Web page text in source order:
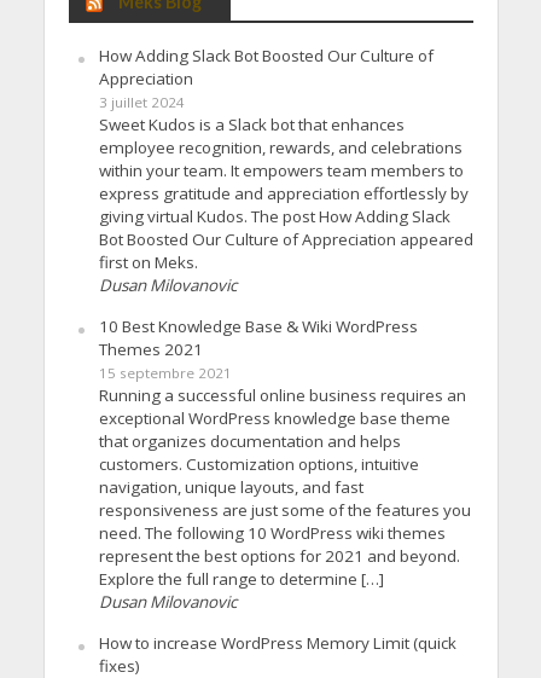
How Adding Slack Bot Boosted Our Culture of
Appreciation
3 juillet 2024
Sweet Kudos is a Slack bot that enhances
employee recognition, rewards, and celebrations
within your team. It empowers team members to
express gratitude and appreciation effortlessly by
giving virtual Kudos. The post How Adding Slack
Bot Boosted Our Culture of Appreciation appeared
first on Meks.
Dusan Milovanovic
10 Best Knowledge Base & Wiki WordPress
Themes 2021
15 septembre 2021
Running a successful online business requires an
exceptional WordPress knowledge base theme
that organizes documentation and helps
customers. Customization options, intuitive
navigation, unique layouts, and fast
responsiveness are just some of the features you
need. The following 10 WordPress wiki themes
represent the best options for 2021 and beyond.
Explore the full range to determine […]
Dusan Milovanovic
How to increase WordPress Memory Limit (quick
fixes)